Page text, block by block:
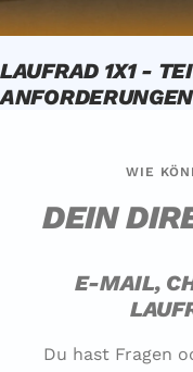
LAUFRAD 1X1 -
ANFORDERUNGEN
WIE
DEIN
E-MAIL,
Du hast Fragen